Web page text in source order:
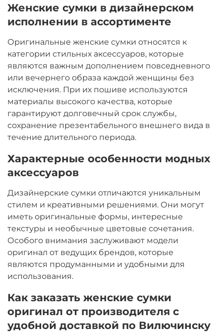
Женские сумки в дизайнерском
исполнении в ассортименте
Оригинальные женские сумки относятся к
категории стильных аксессуаров, которые
являются важным дополнением повседневного
или вечернего образа каждой женщины без
исключения. При их пошиве используются
материалы высокого качества, которые
гарантируют долговечный срок службы,
сохранение презентабельного внешнего вида в
течение длительного периода.
Характерные особенности модных
аксессуаров
Дизайнерские сумки отличаются уникальным
стилем и креативными решениями. Они могут
иметь оригинальные формы, интересные
текстуры и необычные цветовые сочетания.
Особого внимания заслуживают модели
оригинал от ведущих брендов, которые
являются продуманными и удобными для
использования.
Как заказать женские сумки
оригинал от производителя с
удобной доставкой по Вилючинску